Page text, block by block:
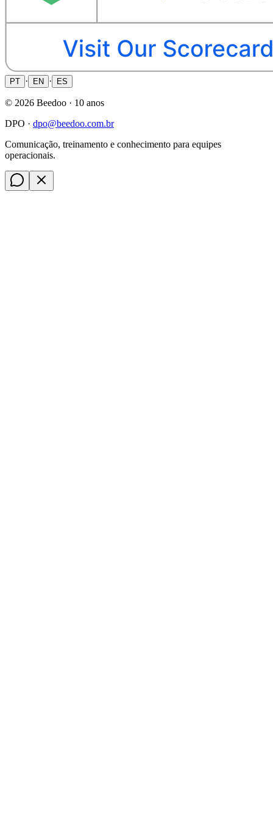
PT · EN · ES
© 2026 Beedoo · 10 anos
DPO · dpo@beedoo.com.br
Comunicação, treinamento e conhecimento para equipes
operacionais.